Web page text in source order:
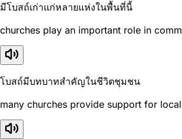
มีโบสถ์เก่าแก่หลายแห่งในพื้นที่นี้
churches play an important role in
โบสถ์มีบทบาทสำคัญในชีวิตชุมชน
many churches provide support for